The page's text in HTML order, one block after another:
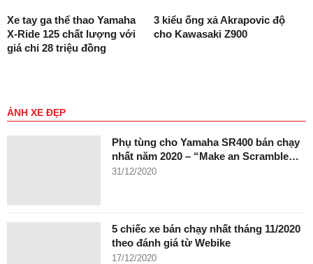
Xe tay ga thể thao Yamaha
X-Ride 125 chất lượng với
giá chỉ 28 triệu đồng
3 kiểu ống xả Akrapovic độ
cho Kawasaki Z900
ẢNH XE ĐẸP
Phụ tùng cho Yamaha SR400 bán chạy
nhất năm 2020 – “Make an Scramble…
31/12/2020
5 chiếc xe bán chạy nhất tháng 11/2020
theo đánh giá từ Webike
17/12/2020